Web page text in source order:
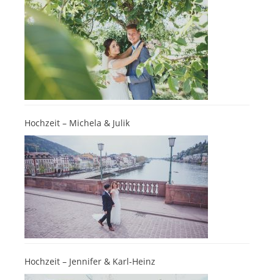
Hochzeit – Michela & Julik
Hochzeit – Jennifer & Karl-Heinz